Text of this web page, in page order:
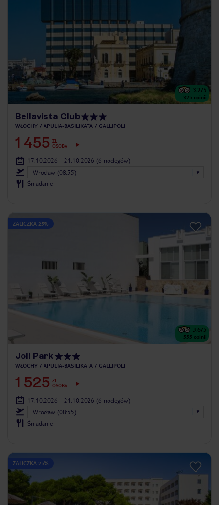
3.2/5
325 opinii
Bellavista Club
WŁOCHY APULIA-BASILIKATA GALLIPOLI
1 455 ZŁ
OSOBA
17.10.2026 - 24.10.2026 (6 noclegów)
Wrocław (08:55)
Śniadanie
ZALICZKA 25%
3.6/5
555 opinii
Joli Park
WŁOCHY APULIA-BASILIKATA GALLIPOLI
1 525 ZŁ
OSOBA
17.10.2026 - 24.10.2026 (6 noclegów)
Wrocław (08:55)
Śniadanie
ZALICZKA 25%